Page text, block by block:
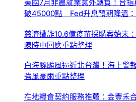
美國7月非農就業意外轉負！台
破45000點 Fed升息預期降溫
慈濟遭詐10.6億疫苗採購案始末
陳時中回應重點整理
白海豚颱風逼近北台灣！海上警
強風豪雨重點整理
在地糧食契約服務推薦：金豐禾